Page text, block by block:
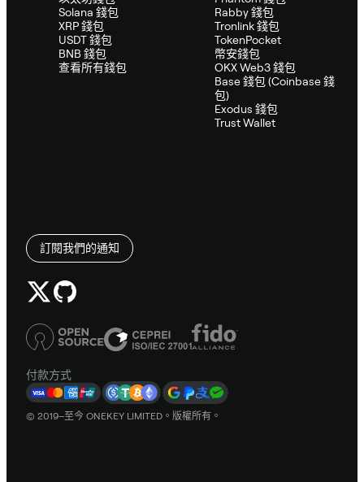
Solana 錢包
XRP 錢包
USDT 錢包
BNB 錢包
查看所有錢包
Rabby 錢包
Tronlink 錢包
TokenPocket
幣安錢包
OKX Web3 錢包
Base 錢包 (Coinbase 錢
包)
Exodus 錢包
Trust Wallet
訂閱我們的通知
付款方式
© 2019–至今 ONEKEY LIMITED。版權所有。